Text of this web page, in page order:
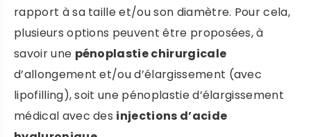
rapport à sa taille et/ou son diamètre. Pour cela,
plusieurs options peuvent être proposées, à
savoir une pénoplastie chirurgicale
d’allongement et/ou d’élargissement (avec
lipofilling), soit une pénoplastie d’élargissement
médical avec des injections d’acide